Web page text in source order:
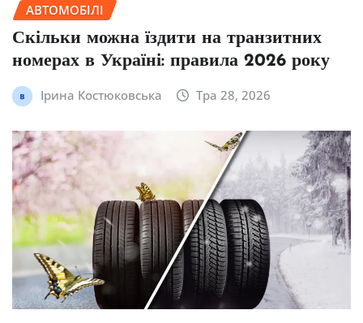
АВТОМОБІЛІ
Скільки можна їздити на транзитних
номерах в Україні: правила 2026 року
Ірина Костюковська Тра 28, 2026